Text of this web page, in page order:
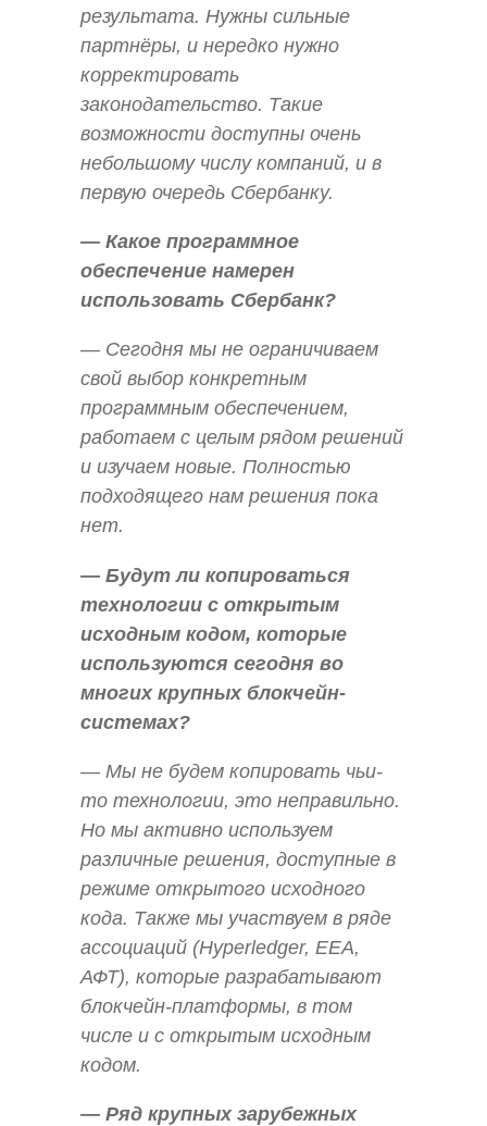
результата. Нужны сильные
партнёры, и нередко нужно
корректировать
законодательство. Такие
возможности доступны очень
небольшому числу компаний, и в
первую очередь Сбербанку.
— Какое программное
обеспечение намерен
использовать Сбербанк?
— Сегодня мы не ограничиваем
свой выбор конкретным
программным обеспечением,
работаем с целым рядом решений
и изучаем новые. Полностью
подходящего нам решения пока
нет.
— Будут ли копироваться
технологии с открытым
исходным кодом, которые
используются сегодня во
многих крупных блокчейн-
системах?
— Мы не будем копировать чьи-
то технологии, это неправильно.
Но мы активно используем
различные решения, доступные в
режиме открытого исходного
кода. Также мы участвуем в ряде
ассоциаций (Hyperledger, EEA,
АФТ), которые разрабатывают
блокчейн-платформы, в том
числе и с открытым исходным
кодом.
— Ряд крупных зарубежных